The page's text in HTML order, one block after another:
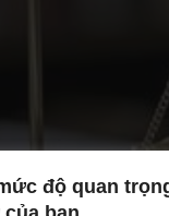
độ quan